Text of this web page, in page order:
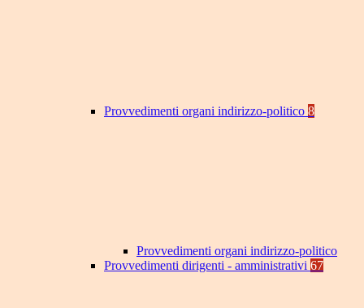
Provvedimenti organi indirizzo-politico 8
Provvedimenti organi indirizzo-politico
Provvedimenti dirigenti - amministrativi 67